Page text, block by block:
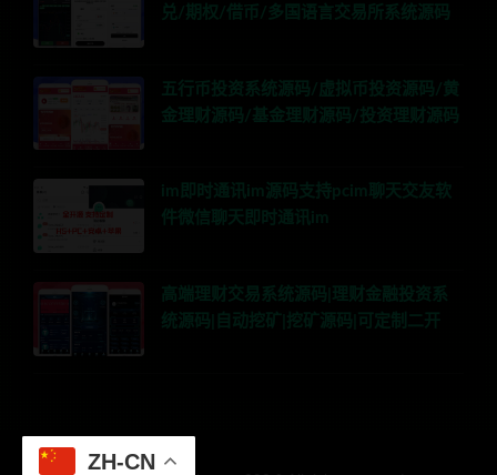
兑/期权/借币/多国语言交易所系统源码
五行币投资系统源码/虚拟币投资源码/黄
金理财源码/基金理财源码/投资理财源码
im即时通讯im源码支持pcim聊天交友软
件微信聊天即时通讯im
高端理财交易系统源码|理财金融投资系
统源码|自动挖矿|挖矿源码|可定制二开
ZH-CN